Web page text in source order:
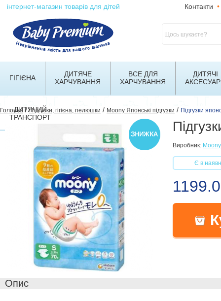
інтернет-магазин товарів для дітей Контакти •
ГІГІЄНА
ДИТЯЧЕ
ХАРЧУВАННЯ
ВСЕ ДЛЯ
ХАРЧУВАННЯ
ДИТЯЧІ
ДИТЯЧИЙ
ТРАНСПОРТ
Головна/Підгузки, гігієна, пелюшки / Moony Японські підгузки / Підгузки
Виробник: Moony
Є в
Опис